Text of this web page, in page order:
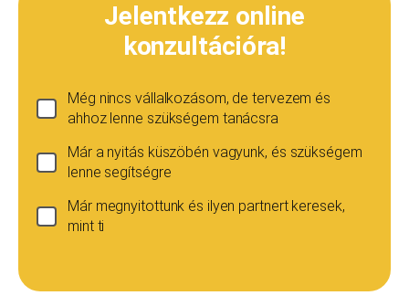
Jelentkezz online
konzultációra!
Még nincs vállalkozásom, de tervezem és
ahhoz lenne szükségem tanácsra
Már a nyitás küszöbén vagyunk, és szükségem
lenne segítségre
Már megnyitottunk és ilyen partnert keresek,
mint ti